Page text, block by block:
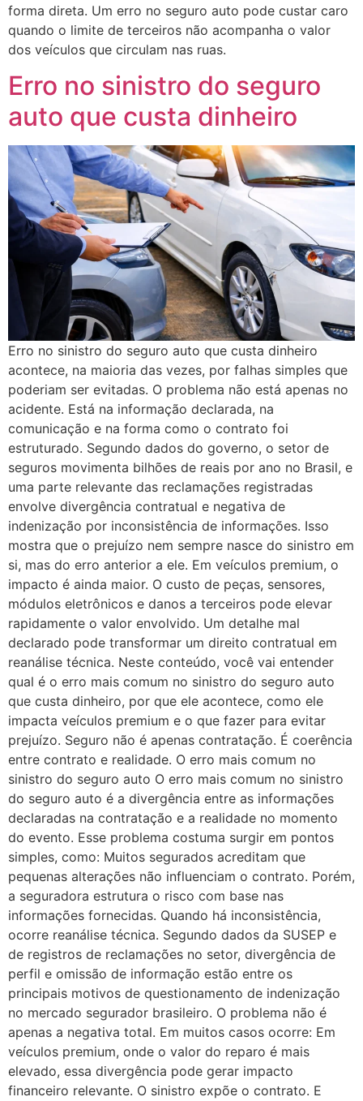
forma direta. Um erro no seguro auto pode custar caro
quando o limite de terceiros não acompanha o valor
dos veículos que circulam nas ruas.
Erro no sinistro do seguro
auto que custa dinheiro
Erro no sinistro do seguro auto que custa dinheiro
acontece, na maioria das vezes, por falhas simples que
poderiam ser evitadas. O problema não está apenas no
acidente. Está na informação declarada, na
comunicação e na forma como o contrato foi
estruturado. Segundo dados do governo, o setor de
seguros movimenta bilhões de reais por ano no Brasil, e
uma parte relevante das reclamações registradas
envolve divergência contratual e negativa de
indenização por inconsistência de informações. Isso
mostra que o prejuízo nem sempre nasce do sinistro em
si, mas do erro anterior a ele. Em veículos premium, o
impacto é ainda maior. O custo de peças, sensores,
módulos eletrônicos e danos a terceiros pode elevar
rapidamente o valor envolvido. Um detalhe mal
declarado pode transformar um direito contratual em
reanálise técnica. Neste conteúdo, você vai entender
qual é o erro mais comum no sinistro do seguro auto
que custa dinheiro, por que ele acontece, como ele
impacta veículos premium e o que fazer para evitar
prejuízo. Seguro não é apenas contratação. É coerência
entre contrato e realidade. O erro mais comum no
sinistro do seguro auto O erro mais comum no sinistro
do seguro auto é a divergência entre as informações
declaradas na contratação e a realidade no momento
do evento. Esse problema costuma surgir em pontos
simples, como: Muitos segurados acreditam que
pequenas alterações não influenciam o contrato. Porém,
a seguradora estrutura o risco com base nas
informações fornecidas. Quando há inconsistência,
ocorre reanálise técnica. Segundo dados da SUSEP e
de registros de reclamações no setor, divergência de
perfil e omissão de informação estão entre os
principais motivos de questionamento de indenização
no mercado segurador brasileiro. O problema não é
apenas a negativa total. Em muitos casos ocorre: Em
veículos premium, onde o valor do reparo é mais
elevado, essa divergência pode gerar impacto
financeiro relevante. O sinistro expõe o contrato. E